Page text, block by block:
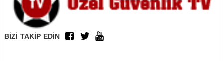
BİZİ TAKİP EDİN